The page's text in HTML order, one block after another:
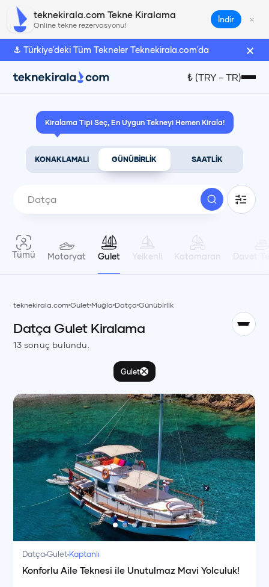
teknekirala.com Tekne Kiralama
Online tekne rezervasyonu!
İndir ×
⚓ Türkiye'deki Tüm Tekneler Teknekirala.com'da ×
₺ (TRY- TR)
Euro
Dil Seçimi
TR
English
Kiralama Tipi Seç, En Uygun Tekneyi Hemen Kirala!
KONAKLAMALI GÜNÜBİRLİK SAATLİK
Tümü Motoryat Gulet Yelkenli Katamaran
teknekirala.com Gulet Muğla Datça Günübİrlİk
Datça Gulet Kiralama
13 sonuç bulundu.
Gulet
DatçaGulet Kaptanlı
Konforlu Aile Teknesi ile Unutulmaz Mavi Yolculuk!